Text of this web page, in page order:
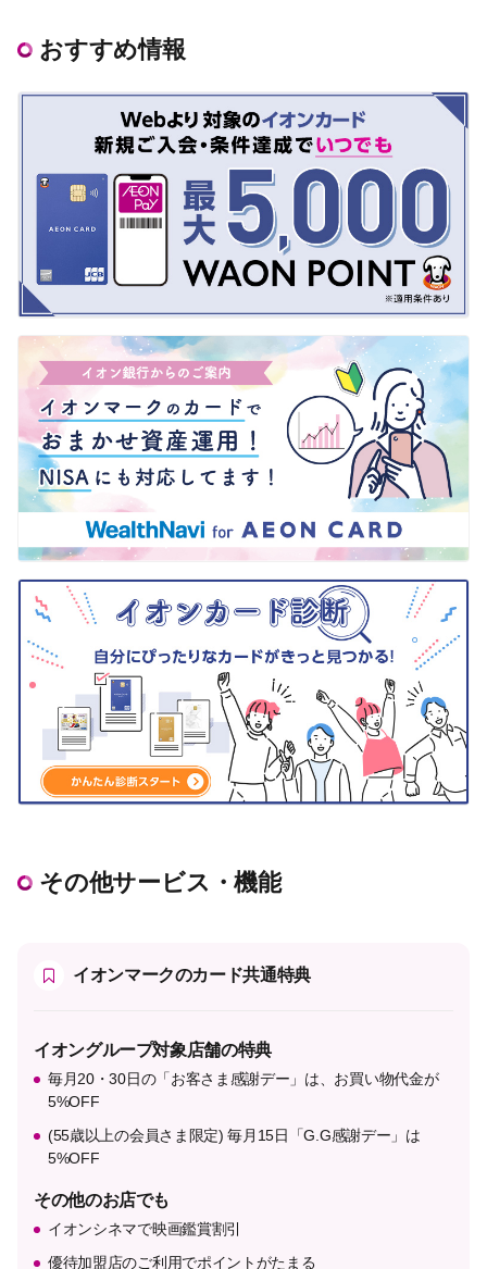
おすすめ情報
その他サービス・機能
イオンマークのカード共通特典
イオングループ対象店舗の特典
毎月20・30日の「お客さま感謝デー」は、お買い物代金が
5%OFF
(55歳以上の会員さま限定) 毎月15日「G.G感謝デー」は
5%OFF
その他のお店でも
イオンシネマで映画鑑賞割引
優待加盟店のご利用でポイントがたまる